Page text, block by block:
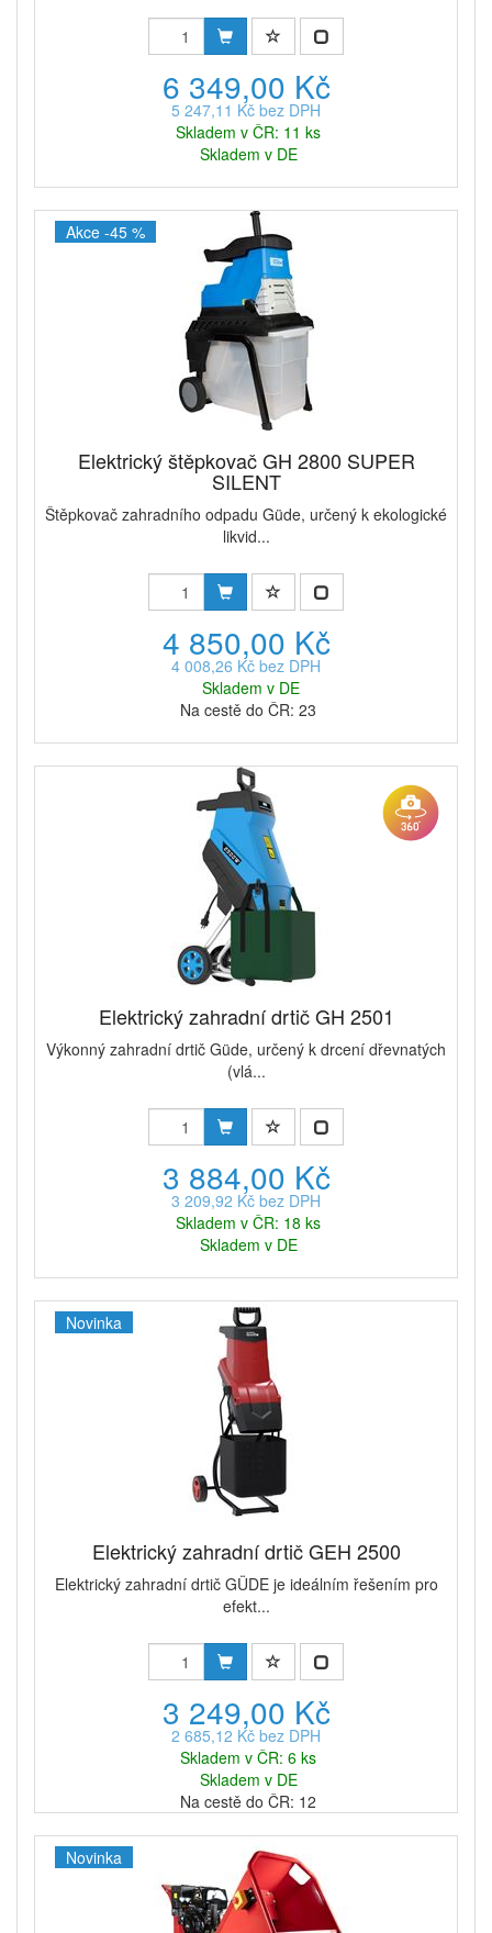
6 349,00 Kč
5 247,11 Kč bez DPH
Skladem v ČR: 11 ks
Skladem v DE
Akce -45 %
Elektrický štěpkovač GH 2800 SUPER
SILENT
Štěpkovač zahradního odpadu Güde, určený k ekologické
likvid...
4 850,00 Kč
4 008,26 Kč bez DPH
Skladem v DE
Na cestě do ČR: 23
Elektrický zahradní drtič GH 2501
Výkonný zahradní drtič Güde, určený k drcení dřevnatých
(vlá...
3 884,00 Kč
3 209,92 Kč bez DPH
Skladem v ČR: 18 ks
Skladem v DE
Novinka
Elektrický zahradní drtič GEH 2500
Elektrický zahradní drtič GÜDE je ideálním řešením pro
efekt...
3 249,00 Kč
2 685,12 Kč bez DPH
Skladem v ČR: 6 ks
Skladem v DE
Na cestě do ČR: 12
Novinka